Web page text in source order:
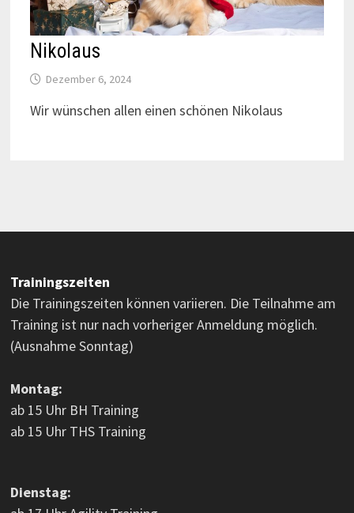
Nikolaus
Dezember 6, 2024
Wir wünschen allen einen schönen Nikolaus
Trainingszeiten
Die Trainingszeiten können variieren. Die Teilnahme am
Training ist nur nach vorheriger Anmeldung möglich.
(Ausnahme Sonntag)
Montag:
ab 15 Uhr BH Training
ab 15 Uhr THS Training
Dienstag: